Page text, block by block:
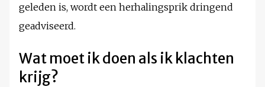
geleden is, wordt een herhalingsprik dringend
geadviseerd.
Wat moet ik doen als ik klachten
krijg?